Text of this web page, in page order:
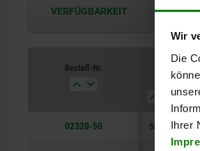
Wir
Die
Ihrer
VERFÜGBARKEIT Die
Bestell-Nr.
02320-50 55 - 68